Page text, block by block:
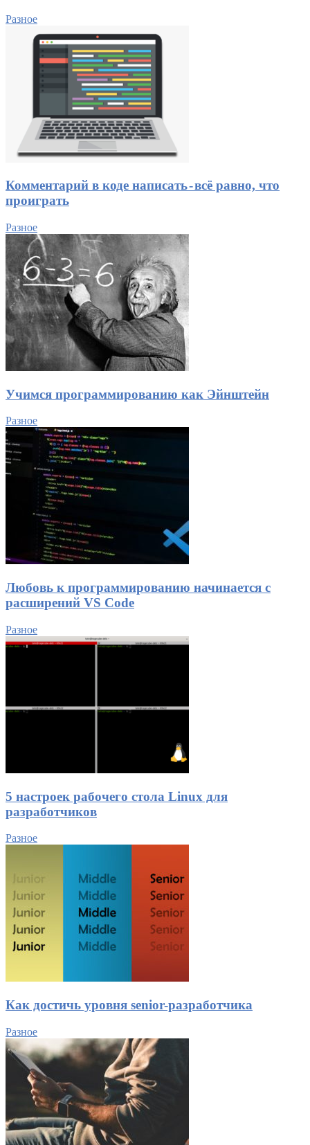
Разное
Комментарий в коде написать - всё равно, что
проиграть
Разное
Учимся программированию как Эйнштейн
Разное
Любовь к программированию начинается с
расширений VS Code
Разное
5 настроек рабочего стола Linux для
разработчиков
Разное
Как достичь уровня senior-разработчика
Разное